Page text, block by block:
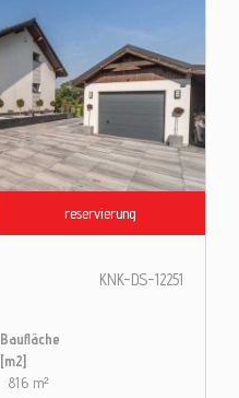
reservierung
KNK-DS-12251
Baufläche
[m2]
816 m²